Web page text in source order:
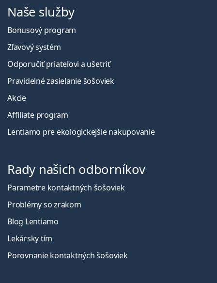
Naše služby
Bonusový program
Zľavový systém
Odporučiť priateľovi a ušetriť
Pravidelné zasielanie šošoviek
Akcie
Affiliate program
Lentiamo pre ekologickejšie nakupovanie
Rady našich odborníkov
Parametre kontaktných šošoviek
Problémy so zrakom
Blog Lentiamo
Lekársky tím
Porovnanie kontaktných šošoviek